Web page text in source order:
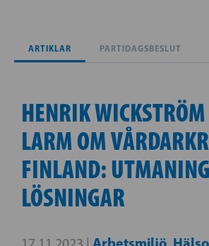
ARTIKLAR PARTIDAGSBESLUT
HENRIK
LARM OM
FINLAND:
LÖSNINGAR